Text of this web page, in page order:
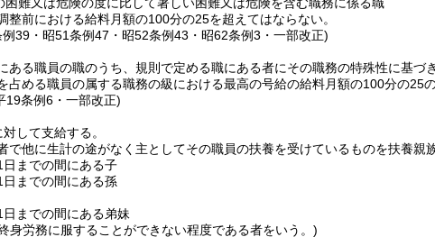
前における給料月額の100分の25を超えてはならない。
39・昭51条例47・昭52条例43・昭62条例3・一部改正)
る職員の職のうち、規則で定める職にある者にその職務の特殊性に基づ
占める職員の属する職務の級における最高の号給の給料月額の100分の25
19条例6・一部改正)
して支給する。
他に生計の途がなく主としてその職員の扶養を受けているものを扶養親
までの間にある子
までの間にある孫
までの間にある弟妹
身労務に服することができない程度である者をいう。)